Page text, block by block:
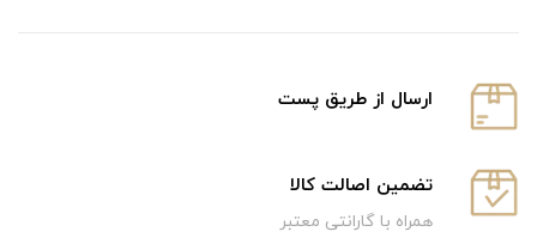
ارسال از طریق پست
تضمین اصالت کالا
همراه با گارانتی معتبر